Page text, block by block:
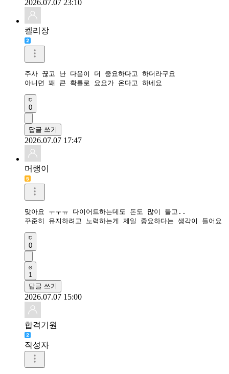
2026.07.07 23:10
켈리장
주사 끊고 난 다음이 더 중요하다고 하더라구요
아니면 꽤 큰 확률로 요요가 온다고 하네요
0
답글 쓰기
2026.07.07 17:47
머랭이
맞아요 ㅜㅜㅠ 다이어트하는데도 돈도 많이 들고..
꾸준히 유지하려고 노력하는게 제일 중요하다는 생각이 들어요
0
1
답글 쓰기
2026.07.07 15:00
합격기원
작성자